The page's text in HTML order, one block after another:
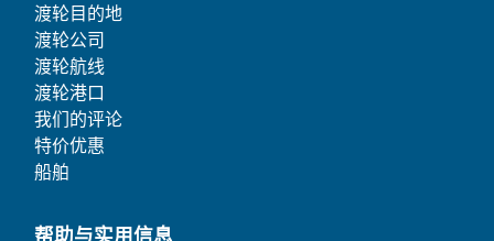
渡轮目的地
渡轮公司
渡轮航线
渡轮港口
我们的评论
特价优惠
船舶